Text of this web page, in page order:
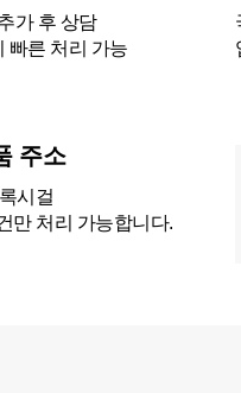
가 후 상담
빠른 처리 가능
주소
시걸
만 처리 가능합니다.